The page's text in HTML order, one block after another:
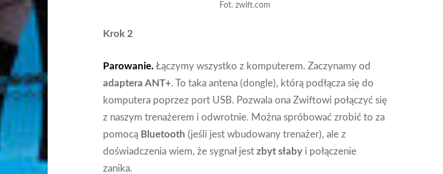
Fot. zwift.com
Krok 2
Parowanie. Łączymy wszystko z komputerem. Zaczynamy od
adaptera ANT+. To taka antena (dongle), którą podłącza się do
komputera poprzez port USB. Pozwala ona Zwiftowi połączyć się
z naszym trenażerem i odwrotnie. Można spróbować zrobić to za
pomocą Bluetooth (jeśli jest wbudowany trenażer), ale z
doświadczenia wiem, że sygnał jestzbyt słaby i połączenie
zanika.